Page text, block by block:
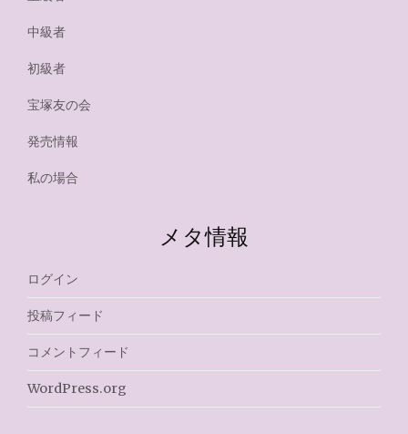
中級者
初級者
宝塚友の会
発売情報
私の場合
メタ情報
ログイン
投稿フィード
コメントフィード
WordPress.org